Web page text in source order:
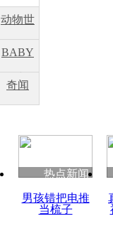
动物世
BABY
秀
奇闻
热点新闻
男孩错把电推
当梳子